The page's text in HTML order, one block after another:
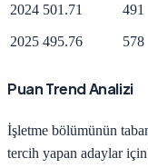
2024 501.71 491
2025 495.76 578
Puan Trend Analizi
İşletme bölümünün
tercih yapan adaylar